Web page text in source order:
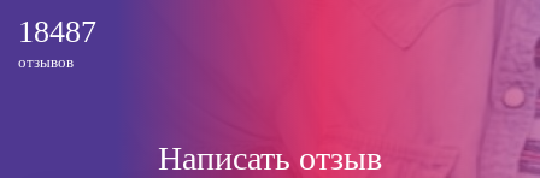
18487
отзывов
Написать отзыв